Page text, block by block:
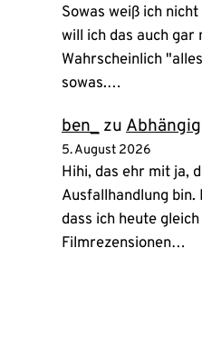
Sowas weiß ich
will ich das auch gar
Wahrscheinlich
sowas.…
ben_zu Abhängig
5. August 2026
Hihi, das ehr mit ja,
Ausfallhandlung bin.
dass ich heute
Filmrezensionen…